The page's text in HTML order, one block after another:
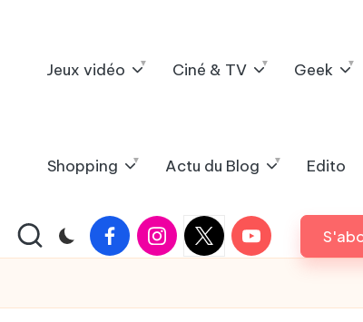
Jeux vidéo Ciné & TV Geek
Shopping Actu du Blog Edito
FacebookInstagram
X
|
Youtube